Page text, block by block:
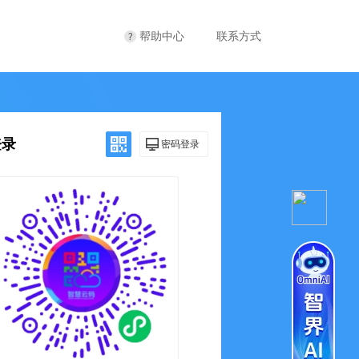
联系方式
帮助中心
密码登录